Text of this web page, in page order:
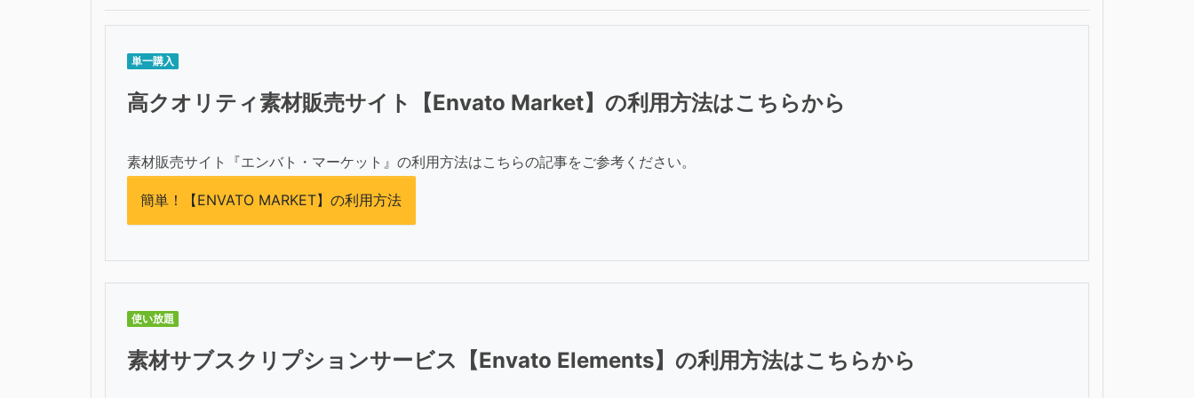
単一購入
高クオリティ素材販売サイト【Envato Market】の利用方法はこちらから
素材販売サイト『エンバト・マーケット』の利用方法はこちらの記事をご参考ください。
簡単！【ENVATO MARKET】の利用方法
使い放題
素材サブスクリプションサービス【Envato Elements】の利用方法はこちらから